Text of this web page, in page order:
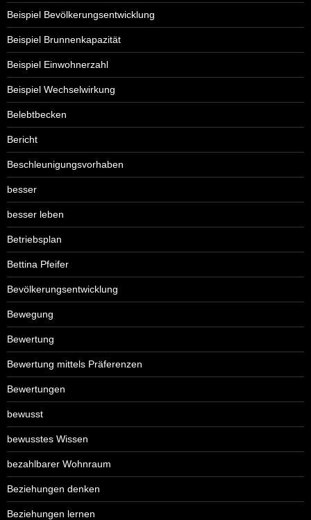
Beispiel Bevölkerungsentwicklung
Beispiel Brunnenkapazität
Beispiel Einwohnerzahl
Beispiel Wechselwirkung
Belebtbecken
Bericht
Beschleunigungsvorhaben
besser
besser leben
Betriebsplan
Bettina Pfeifer
Bevölkerungsentwicklung
Bewegung
Bewertung
Bewertung mittels Präferenzen
Bewertungen
bewusst
bewusstes Wissen
bezahlbarer Wohnraum
Beziehungen denken
Beziehungen lernen